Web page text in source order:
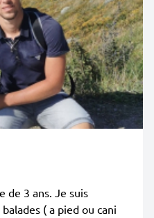
de 3 ans. Je suis
( a pied ou cani